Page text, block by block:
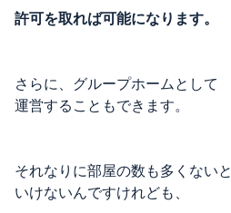
許可を取れば可能になります。
さらに、グループホームとして
運営することもできます。
それなりに部屋の数も多くないと
いけないんですけれども、